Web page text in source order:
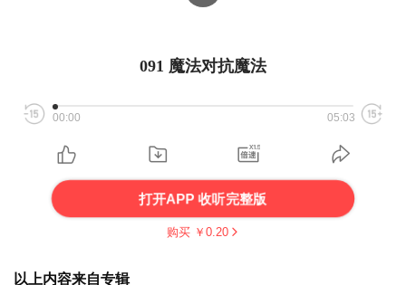
091 魔法对抗魔法
00:00 05:03
打开APP 收听完整版
购买 ￥ 0.20
以上内容来自专辑